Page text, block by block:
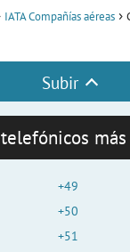
IATA Compañías aéreas
Subir
más
+49
+50
+51